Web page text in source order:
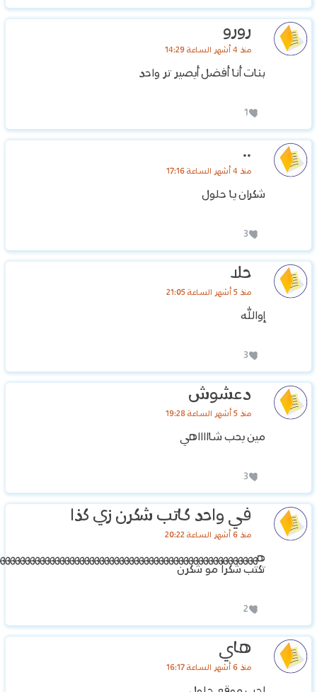
رورو
منذ 4 أشهر الساعة 14:29
بنات أنا أفضل أيصير تر واحد
1
..
منذ 4 أشهر الساعة 17:16
شكران يا حلول
3
حلا
منذ 5 أشهر الساعة 21:05
إوالله
3
دعشوش
منذ 5 أشهر الساعة 19:28
مين يحب شاااااهي
3
في واحد كاتب شكرن زي كذا
منذ 6 أشهر الساعة 20:22
تكتب شكراً مو شكرن
2
هاي
منذ 6 أشهر الساعة 16:17